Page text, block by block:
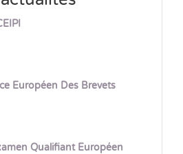
Européen Des Brevets
Qualifiant Européen